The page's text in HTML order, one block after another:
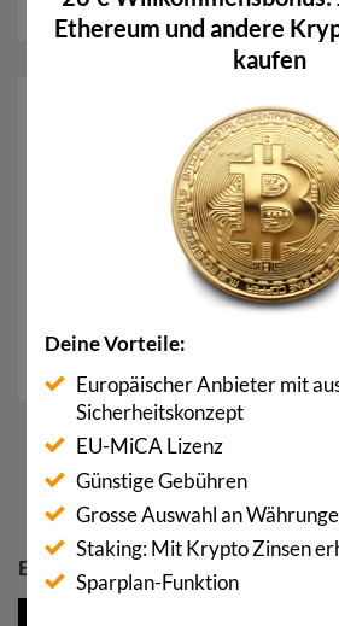
Sogenannte Full Nodes
Netzwerk die Aufgabe eines
Node ist in diesem
Programm/Computer, das
Transaktionen oder einzelne
1
BTC KAUFEN MIT 20€-BONUS
Ethereum und andere
kaufen
Deine Vorteile:
Europäischer Anbieter mit
Sicherheitskonzept
EU-MiCA Lizenz
Günstige Gebühren
Grosse Auswahl an
Staking: Mit Krypto Zinsen
Sparplan-Funktion